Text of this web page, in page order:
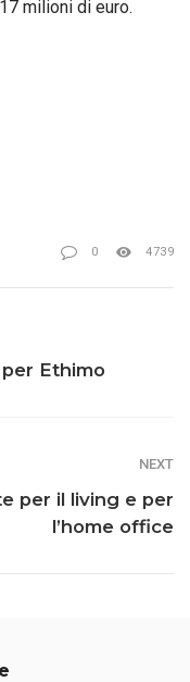
milioni di euro.
0 4739
Ethimo
NEXT
per il living e per
l’home office